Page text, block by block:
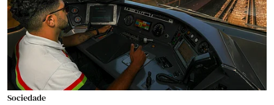
Sociedade